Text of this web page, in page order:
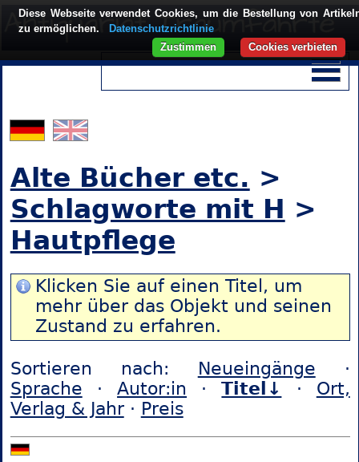
Alte Bücher etc. >
Schlagworte mit H >
Hautpflege
Klicken Sie auf einen Titel, um
mehr über das Objekt und seinen
Zustand zu erfahren.
Sortieren nach: Neueingänge ·
Sprache ·Autor:in ·Titel↓ · Ort,
Verlag & Jahr· Preis
Diese Webseite verwendet Cookies, um die Bestellung von
zu ermöglichen.
Datenschutzrichtlinie
Cookies verbieten
Zustimmen